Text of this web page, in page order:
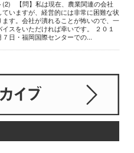
(2) 【問】私は現在、農業関連の会社
ていますが、経営的には非常に困難な状
ます。会社が潰れることが怖いので、一
スをいただければ幸いです。 ２０１
７日・福岡国際センターでの...